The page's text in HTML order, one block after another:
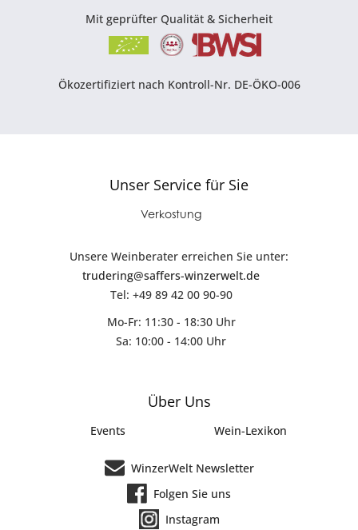
Mit geprüfter Qualität & Sicherheit
Ökozertifiziert nach Kontroll-Nr. DE-ÖKO-006
Unser Service für Sie
Verkostung
Unsere Weinberater erreichen Sie unter:
trudering@saffers-winzerwelt.de
Tel: +49 89 42 00 90-90
Mo-Fr: 11:30 - 18:30 Uhr
Sa: 10:00 - 14:00 Uhr
Über Uns
Events Wein-Lexikon
WinzerWelt Newsletter
Folgen Sie uns
Instagram